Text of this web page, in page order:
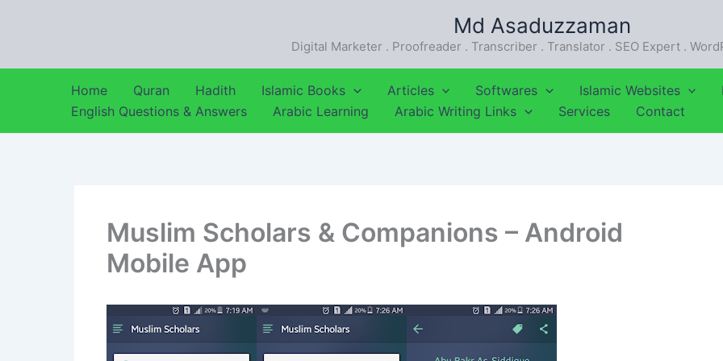
Md Asaduzzaman
Digital Marketer . Proofreader . Transcriber . Translator . SEO Expert .
Home Quran Hadith Islamic Books Articles Softwares Islamic Websites
English Questions & Answers
Arabic Learning Arabic Writing Links Services Contact
Muslim Scholars & Companions – Android
Mobile App